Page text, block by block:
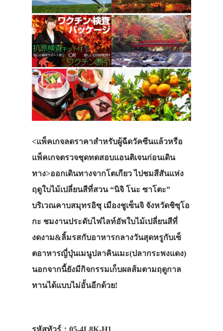
<แพ็คเกจลดราคาสำหรับผู้ฉีดวัคซีนแล้วหรือ
แพ็คเกจตรวจชุดทดสอบแอนติเจนก่อนเดิน
ทาง>ออกเดินทางจากโตเกียว ไปชมสีสันแห่ง
ฤดูใบไม้เปลี่ยนสีที่สวน “นิจิ โนะ ซาโตะ”
บริเวณคาบสมุทรอิซุ เมืองชูเซ็นจิ จังหวัดชิซุโอ
กะ ชมงานประดับไฟไลท์อัพใบไม้เปลี่ยนสีที่
งดงาม&ลิ้มรสกับอาหารกลางวันสุดหรูกับเซ็
ตอาหารญี่ปุ่นเมนูปลาคินเมะ(ปลากระพงแดง)
นอกจากนี้ยังมีกิจกรรมเก็บผลส้มตามฤดูกาล
ทานได้แบบไม่อั้นอีกด้วย!
รหัสทัวร์：05-4L8K-H1